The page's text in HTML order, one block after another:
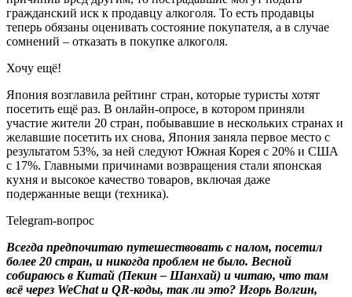
гражданский иск к продавцу алкоголя. То есть продавцы
теперь обязаны оценивать состояние покупателя, а в случае
сомнений – отказать в покупке алкоголя.
Хочу ещё!
Япония возглавила рейтинг стран, которые туристы хотят
посетить ещё раз. В онлайн-опросе, в котором приняли
участие жители 20 стран, побывавшие в нескольких странах и
желавшие посетить их снова, Япония заняла первое место с
результатом 53%, за ней следуют Южная Корея с 20% и США
с 17%. Главными причинами возвращения стали японская
кухня и высокое качество товаров, включая даже
подержанные вещи (техника).
Telegram-вопрос
Всегда предпочитаю путешествовать с налом, посетил
более 20 стран, и никогда проблем не было. Весной
собираюсь в Китай (Пекин – Шанхай) и читаю, что там
всё через WeChat и QR-коды, так ли это? Игорь Волгин,